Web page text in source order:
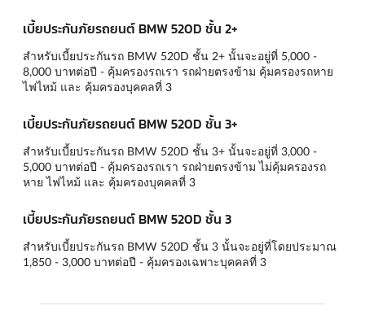
เบี้ยประกันภัยรถยนต์ BMW 520D ชั้น 2+
สำหรับเบี้ยประกันรถ BMW 520D ชั้น 2+ นั้นจะอยู่ที่ 5,000 -
8,000 บาทต่อปี - คุ้มครองรถเรา รถฝ่ายตรงข้าม คุ้มครองรถหาย
ไฟไหม้ และ คุ้มครองบุคคลที่ 3
เบี้ยประกันภัยรถยนต์ BMW 520D ชั้น 3+
สำหรับเบี้ยประกันรถ BMW 520D ชั้น 3+ นั้นจะอยู่ที่ 3,000 -
5,000 บาทต่อปี - คุ้มครองรถเรา รถฝ่ายตรงข้าม ไม่คุ้มครองรถ
หาย ไฟไหม้ และ คุ้มครองบุคคลที่ 3
เบี้ยประกันภัยรถยนต์ BMW 520D ชั้น 3
สำหรับเบี้ยประกันรถ BMW 520D ชั้น 3 นั้นจะอยู่ที่โดยประมาณ
1,850 - 3,000 บาทต่อปี - คุ้มครองเฉพาะบุคคลที่ 3